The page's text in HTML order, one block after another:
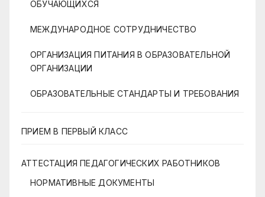
ОБУЧАЮЩИХСЯ
МЕЖДУНАРОДНОЕ СОТРУДНИЧЕСТВО
ОРГАНИЗАЦИЯ ПИТАНИЯ В ОБРАЗОВАТЕЛЬНОЙ
ОРГАНИЗАЦИИ
ОБРАЗОВАТЕЛЬНЫЕ СТАНДАРТЫ И ТРЕБОВАНИЯ
ПРИЕМ В ПЕРВЫЙ КЛАСС
АТТЕСТАЦИЯ ПЕДАГОГИЧЕСКИХ РАБОТНИКОВ
НОРМАТИВНЫЕ ДОКУМЕНТЫ